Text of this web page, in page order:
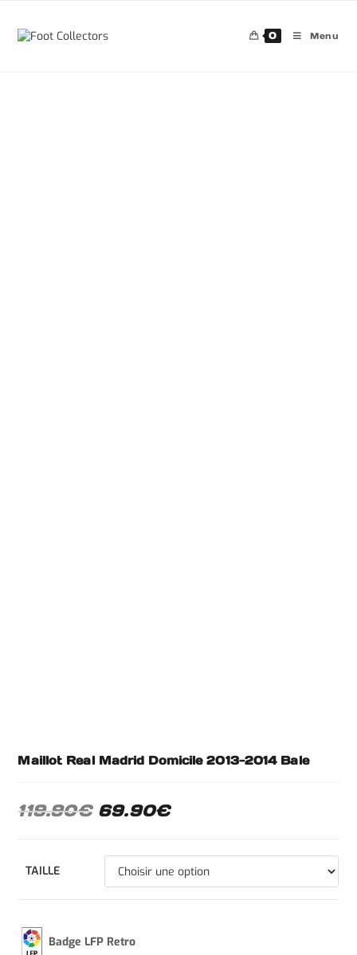
0 Menu
Maillot Real Madrid Domicile 2013-2014 Bale
119.90€ 69.90€
TAILLE
Badge LFP Retro